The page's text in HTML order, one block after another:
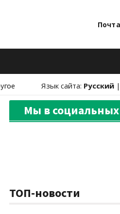
Почта
Язык сайта: Русский |
Мы в социальных
ТОП-новости